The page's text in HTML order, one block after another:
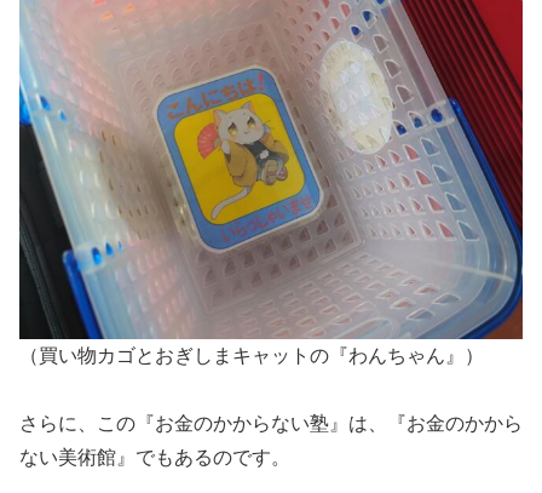
（買い物カゴとおぎしまキャットの『わんちゃん』）
さらに、この『お金のかからない塾』は、『お金のかから
ない美術館』でもあるのです。